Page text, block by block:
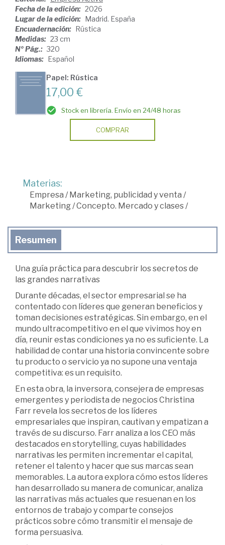
Fecha de la edición: 2026
Lugar de la edición: Madrid. España
Encuadernación: Rústica
Medidas: 23 cm
Nº Pág.: 320
Idiomas: Español
Papel: Rústica
17,00 €
Stock en librería. Envío en 24/48 horas
COMPRAR
Materias:
Empresa /Marketing, publicidad y venta /
Marketing /Concepto. Mercado y clases /
Resumen
Una guía práctica para descubrir los secretos de
las grandes narrativas
Durante décadas, el sector empresarial se ha
contentado con líderes que generan beneficios y
toman decisiones estratégicas. Sin embargo, en el
mundo ultracompetitivo en el que vivimos hoy en
día, reunir estas condiciones ya no es suficiente. La
habilidad de contar una historia convincente sobre
tu producto o servicio ya no supone una ventaja
competitiva: es un requisito.
En esta obra, la inversora, consejera de empresas
emergentes y periodista de negocios Christina
Farr revela los secretos de los líderes
empresariales que inspiran, cautivan y empatizan a
través de su discurso. Farr analiza a los CEO más
destacados en storytelling, cuyas habilidades
narrativas les permiten incrementar el capital,
retener el talento y hacer que sus marcas sean
memorables. La autora explora cómo estos líderes
han desarrollado su manera de comunicar, analiza
las narrativas más actuales que resuenan en los
entornos de trabajo y comparte consejos
prácticos sobre cómo transmitir el mensaje de
forma persuasiva.